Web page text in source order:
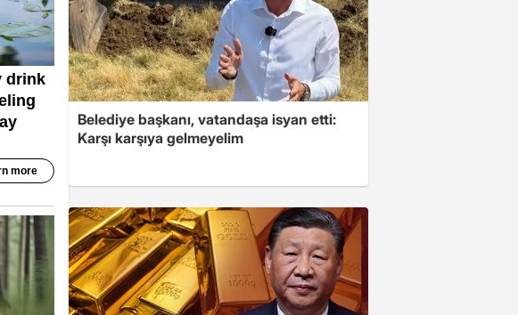
Belediye başkanı, vatandaşa isyan etti:
Karşı karşıya gelmeyelim